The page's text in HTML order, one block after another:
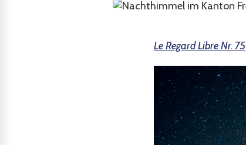
Le Regard Libre Nr. 75